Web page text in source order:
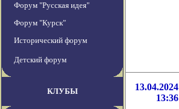
Форум "Русская идея"
Форум "Курск"
Исторический форум
Детский форум
КЛУБЫ
13.04.2024
13:36